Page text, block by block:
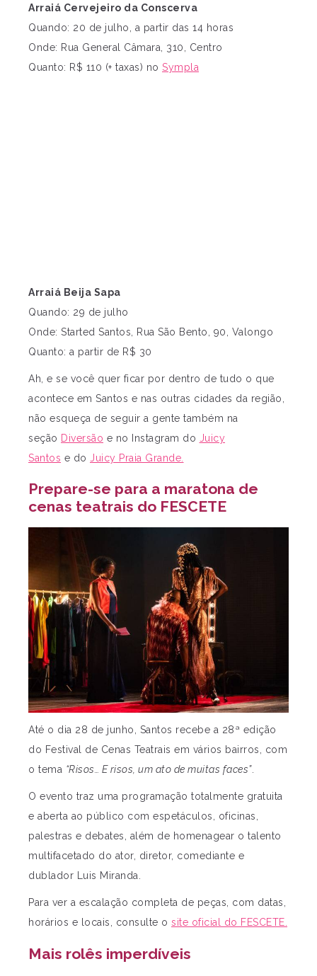
Arraiá Cervejeiro da Conscerva
Quando: 20 de julho, a partir das 14 horas
Onde: Rua General Câmara, 310, Centro
Quanto: R$ 110 (+ taxas) no Sympla
Arraiá Beija Sapa
Quando: 29 de julho
Onde: Started Santos, Rua São Bento, 90, Valongo
Quanto: a partir de R$ 30
Ah, e se você quer ficar por dentro de tudo o que
acontece em Santos e nas outras cidades da região,
não esqueça de seguir a gente também na
seção Diversão e no Instagram do Juicy
Santos e do Juicy Praia Grande.
Prepare-se para a maratona de
cenas teatrais do FESCETE
Até o dia 28 de junho, Santos recebe a 28ª edição
do Festival de Cenas Teatrais em vários bairros, com
o tema “Risos… E risos, um ato de muitas faces”.
O evento traz uma programação totalmente gratuita
e aberta ao público com espetáculos, oficinas,
palestras e debates, além de homenagear o talento
multifacetado do ator, diretor, comediante e
dublador Luis Miranda.
Para ver a escalação completa de peças, com datas,
horários e locais, consulte o site oficial do FESCETE.
Mais rolês imperdíveis